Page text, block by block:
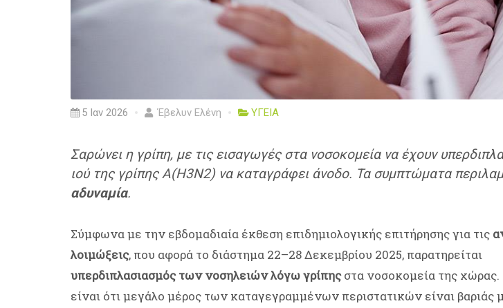
5 Ιαν 2026 Έβελυν Ελένη ΥΓΕΙΑ
Σαρώνει η γρίπη, με τις εισαγωγές στα νοσοκομεία να έχουν
ιού της γρίπης A(H3N2) να καταγράφει άνοδο. Τα συμπτώματα
αδυναμία.
Σύμφωνα με την εβδομαδιαία έκθεση επιδημιολογικής επιτήρησης για τις
λοιμώξεις, που αφορά το διάστημα 22–28 Δεκεμβρίου 2025, παρατηρείται
υπερδιπλασιασμός των νοσηλειών λόγω γρίπηςστα νοσοκομεία της χώρας.
είναι ότι μεγάλο μέρος των καταγεγραμμένων περιστατικών είναι βαριάς